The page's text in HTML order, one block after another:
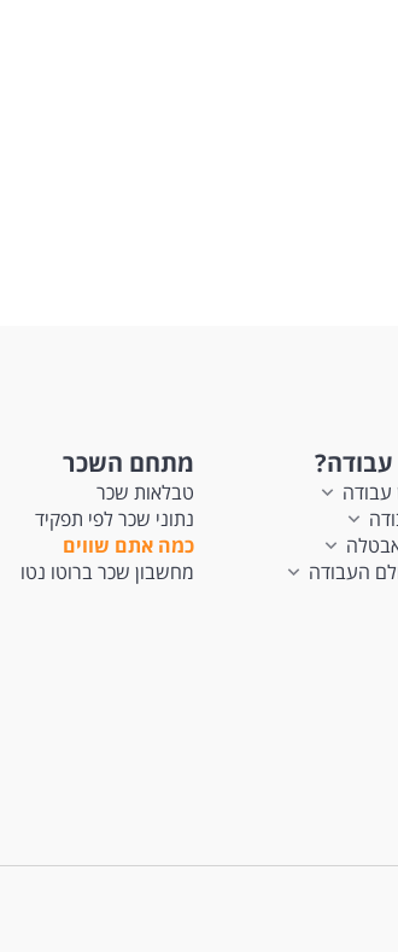
עבודה
העבודה
מתחם השכר
טבלאות שכר
נתוני שכר לפי תפקיד
כמה אתם שווים
מחשבון שכר ברוטו נטו